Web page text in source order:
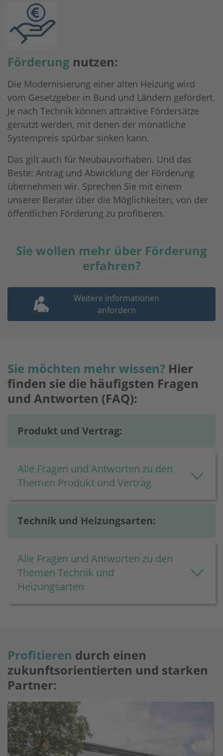
Förderung nutzen:
Die Modernisierung einer alten Heizung wird
vom Gesetzgeber in Bund und Ländern gefördert.
Je nach Technik können attraktive Fördersätze
genutzt werden, mit denen der monatliche
Systempreis spürbar sinken kann.
Das gilt auch für Neubauvorhaben. Und das
Beste: Antrag und Abwicklung der Förderung
übernehmen wir. Sprechen Sie mit einem
unserer Berater über die Möglichkeiten, von der
öffentlichen Förderung zu profitieren.
Sie wollen mehr über Förderung
erfahren?
Weitere Informationen
anfordern
Sie möchten mehr wissen? Hier
finden sie die häufigsten Fragen
und Antworten (FAQ):
Produkt und Vertrag:
Alle Fragen und Antworten zu den
Themen Produkt und Vertrag
Technik und Heizungsarten:
Alle Fragen und Antworten zu den
Themen Technik und
Heizungsarten
Profitieren durch einen
zukunftsorientierten und starken
Partner: